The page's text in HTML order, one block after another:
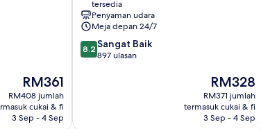
Harga
ialah
RM361
RM361
RM408 jumlah
cukai & fi
3 Sep - 4 Sep
Koktersedia
Penyaman udara
Meja depan 24/7
8.2
daripada
8.2 Sangat Baik
897 ulasan
Harga
ialah
RM328
RM328
RM371 jumlah
termasuk cukai & fi
3 Sep - 4 Sep